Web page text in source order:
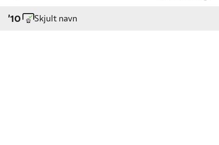
'10 Skjult navn